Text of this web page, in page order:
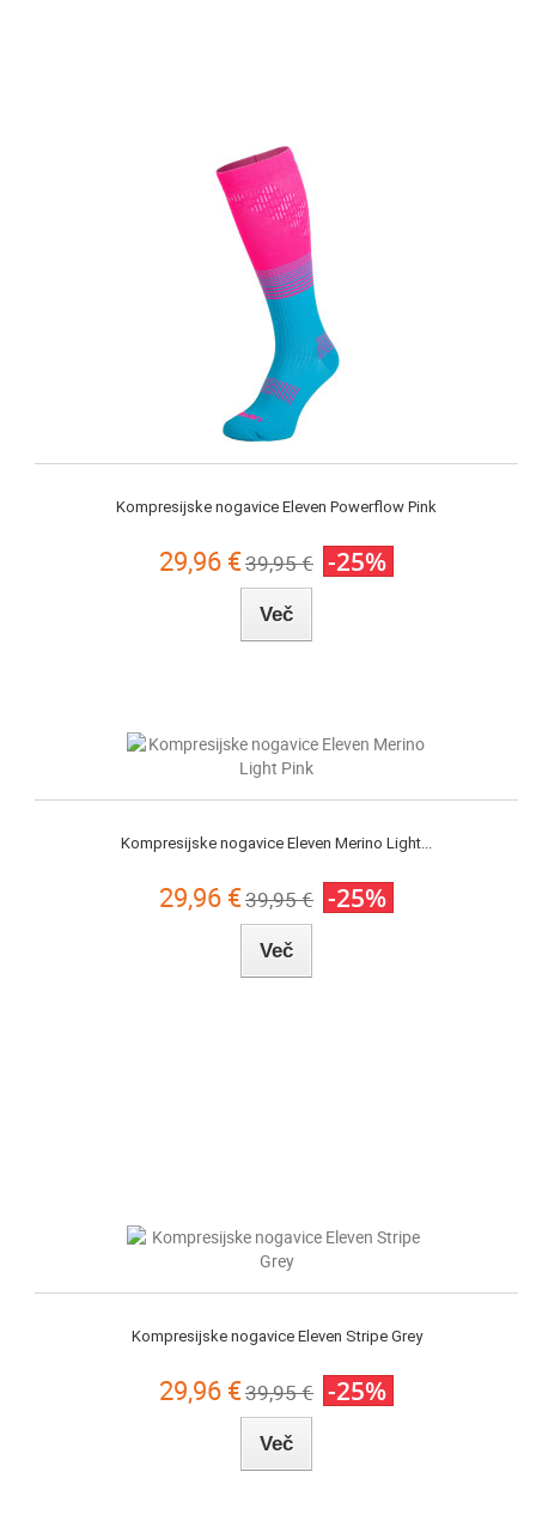
Kompresijske nogavice Eleven Powerflow Pink
29,96 €39,95 € -25%
Več
Kompresijske nogavice Eleven Merino Light...
29,96 €39,95 € -25%
Več
Kompresijske nogavice Eleven Stripe Grey
29,96 €39,95 € -25%
Več